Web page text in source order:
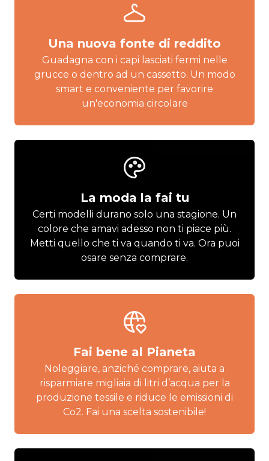
Una nuova fonte di reddito
Guadagna con i capi lasciati fermi nelle
grucce o dentro ad un cassetto. Un modo
smart e conveniente per favorire
un'economia circolare
La moda la fai tu
Certi modelli durano solo una stagione. Un
colore che amavi adesso non ti piace più.
Metti quello che ti va quando ti va. Ora puoi
osare senza comprare.
Fai bene al Pianeta
Noleggiare, anziché comprare, aiuta a
risparmiare migliaia di litri d’acqua per la
produzione tessile e riduce le emissioni di
Co2. Fai una scelta sostenibile!